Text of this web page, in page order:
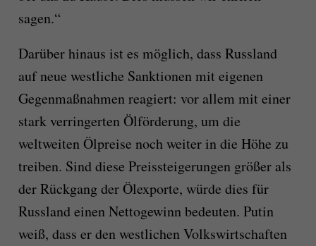
sagen.“
Darüber hinaus ist es möglich, dass Russland
auf neue westliche Sanktionen mit eigenen
Gegenmaßnahmen reagiert: vor allem mit einer
stark verringerten Ölförderung, um die
weltweiten Ölpreise noch weiter in die Höhe zu
treiben. Sind diese Preissteigerungen größer als
der Rückgang der Ölexporte, würde dies für
Russland einen Nettogewinn bedeuten. Putin
weiß, dass er den westlichen Volkswirtschaften